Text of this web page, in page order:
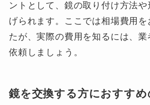
ントとして、鏡の取り付け方法
げられます。ここでは相場費用を
たが、実際の費用を知るには、業
依頼しましょう。
鏡を交換する方におすすめ